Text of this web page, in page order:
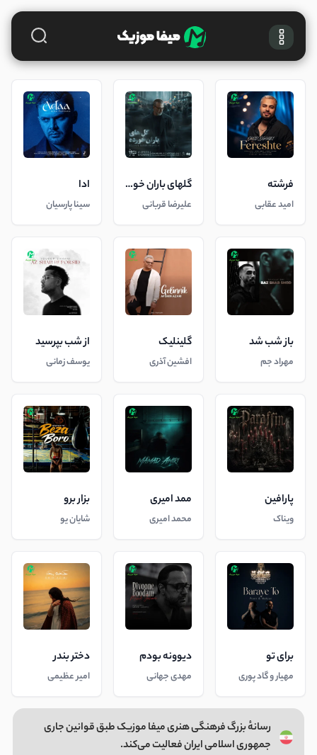
فرشته
امید عقابی
گلهای باران خورده
علیرضا قربانی
ادا
سینا پارسیان
باز شب شد
مهراد جم
گلینلیک
افشین آذری
از شب بپرسید
یوسف زمانی
پارافین
ویناک
ممد امیری
محمد امیری
بزار برو
شایان یو
برای تو
مهیار و گاد پوری
دیوونه بودم
مهدی جهانی
دختر بندر
امیر عظیمی
رسانهٔ بزرگ فرهنگی هنری میفا موزیک طبق قوانین جاری
جمهوری اسلامی ایران فعالیت می‌کند.